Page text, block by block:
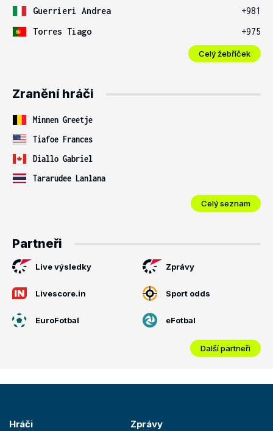
Guerrieri Andrea
+981
Torres Tiago
+975
Celý žebříček
Zranění hráči
Minnen Greetje
Tiafoe Frances
Diallo Gabriel
Tararudee Lanlana
Celý seznam
Partneři
Live výsledky Zprávy
Livescore.in Sport odds
EuroFotbal eFotbal
Další partneři
Hráči Zprávy